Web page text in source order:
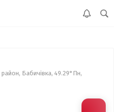
Бабичівка, 49.29°Пн,